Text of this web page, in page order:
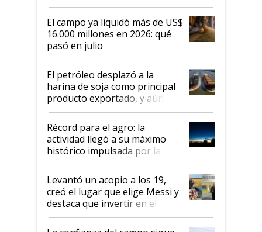
El campo ya liquidó más de US$
16.000 millones en 2026: qué
pasó en julio
El petróleo desplazó a la
harina de soja como principal
producto exportado, y aún así
el agro aportó casi seis de cada
diez dólares y sostuvo el
liderazgo en un semestre
récord
Récord para el agro: la
actividad llegó a su máximo
histórico impulsada por la
cosecha y las exportaciones
Levantó un acopio a los 19,
creó el lugar que elige Messi y
destaca que invertir en el
kirchnerismo era como "darle
plata a un hijo para droga":